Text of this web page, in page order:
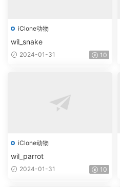
iClone动物
wil_snake
2024-01-31 10
iClone动物
wil_parrot
2024-01-31 10